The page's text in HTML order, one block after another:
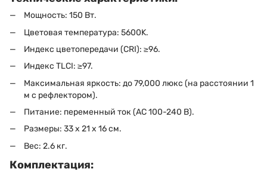
Мощность: 150 Вт.
Цветовая температура: 5600K.
Индекс цветопередачи (CRI): ≥96.
Индекс TLCI: ≥97.
Максимальная яркость: до 79,000 люкс (на расстоянии 1
м с рефлектором).
Питание: переменный ток (AC 100-240 В).
Размеры: 33 x 21 x 16 см.
Вес: 2.6 кг.
Комплектация: